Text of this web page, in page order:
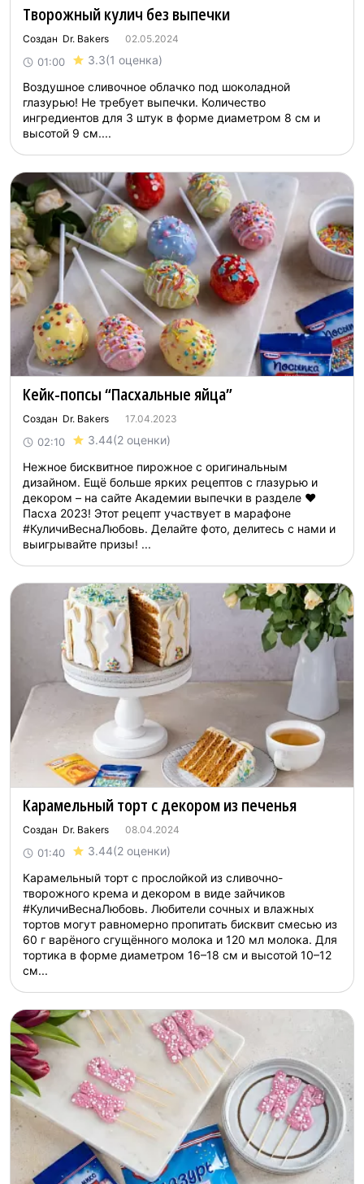
Творожный кулич без выпечки
Создан Dr. Bakers 02.05.2024
01:00 3.3(1 оценка)
Воздушное сливочное облачко под шоколадной
глазурью! Не требует выпечки. Количество
ингредиентов для 3 штук в форме диаметром 8 см и
высотой 9 см....
Кейк-попсы “Пасхальные яйца”
Создан Dr. Bakers 17.04.2023
02:10 3.44(2 оценки)
Нежное бисквитное пирожное с оригинальным
дизайном. Ещё больше ярких рецептов с глазурью и
декором – на сайте Академии выпечки в разделе ❤️
Пасха 2023! Этот рецепт участвует в марафоне
#КуличиВеснаЛюбовь. Делайте фото, делитесь с нами и
выигрывайте призы! ...
Карамельный торт с декором из печенья
Создан Dr. Bakers 08.04.2024
01:40 3.44(2 оценки)
Карамельный торт с прослойкой из сливочно-
творожного крема и декором в виде зайчиков
#КуличиВеснаЛюбовь. Любители сочных и влажных
тортов могут равномерно пропитать бисквит смесью из
60 г варёного сгущённого молока и 120 мл молока. Для
тортика в форме диаметром 16–18 см и высотой 10–12
см...